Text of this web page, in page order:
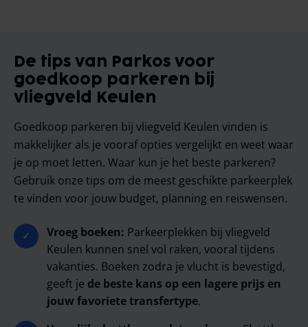
De tips van Parkos voor
goedkoop parkeren bij
vliegveld Keulen
Goedkoop parkeren bij vliegveld Keulen vinden is
makkelijker als je vooraf opties vergelijkt en weet waar
je op moet letten. Waar kun je het beste parkeren?
Gebruik onze tips om de meest geschikte parkeerplek
te vinden voor jouw budget, planning en reiswensen.
✓ Vroeg boeken: Parkeerplekken bij vliegveld
Keulen kunnen snel vol raken, vooral tijdens
vakanties. Boeken zodra je vlucht is bevestigd,
geeft je de beste kans op een lagere prijs en
jouw favoriete transfertype.